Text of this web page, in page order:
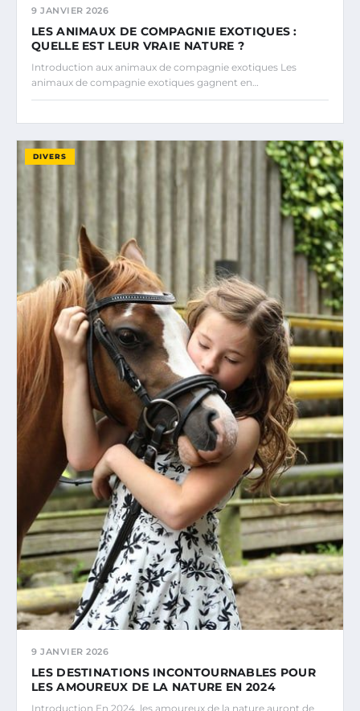
9 JANVIER 2026
LES ANIMAUX DE COMPAGNIE EXOTIQUES :
QUELLE EST LEUR VRAIE NATURE ?
Introduction aux animaux de compagnie exotiques Les
animaux de compagnie exotiques gagnent en…
DIVERS
9 JANVIER 2026
LES DESTINATIONS INCONTOURNABLES POUR
LES AMOUREUX DE LA NATURE EN 2024
Introduction En 2024, les amoureux de la nature auront de